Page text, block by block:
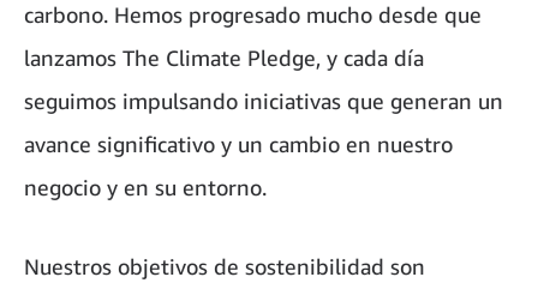
carbono. Hemos progresado mucho desde que
lanzamos The Climate Pledge, y cada día
seguimos impulsando iniciativas que generan un
avance significativo y un cambio en nuestro
negocio y en su entorno.
Nuestros objetivos de sostenibilidad son